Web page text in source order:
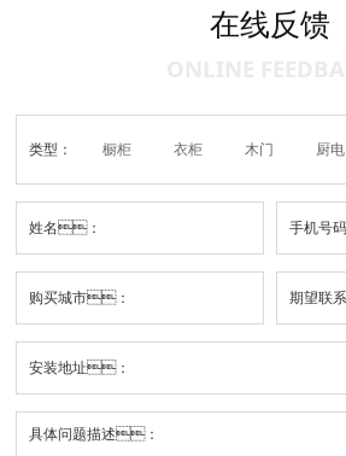
在线反馈
类型： 橱柜 衣柜 木门 厨电